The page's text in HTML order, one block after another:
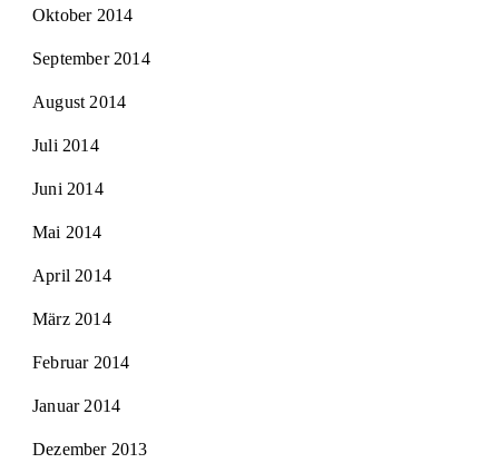
Oktober 2014
September 2014
August 2014
Juli 2014
Juni 2014
Mai 2014
April 2014
März 2014
Februar 2014
Januar 2014
Dezember 2013